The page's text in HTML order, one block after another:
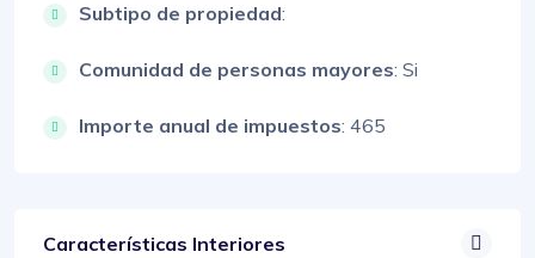
Subtipo de propiedad:
Comunidad de personas mayores: Si
Importe anual de impuestos: 465
Características Interiores